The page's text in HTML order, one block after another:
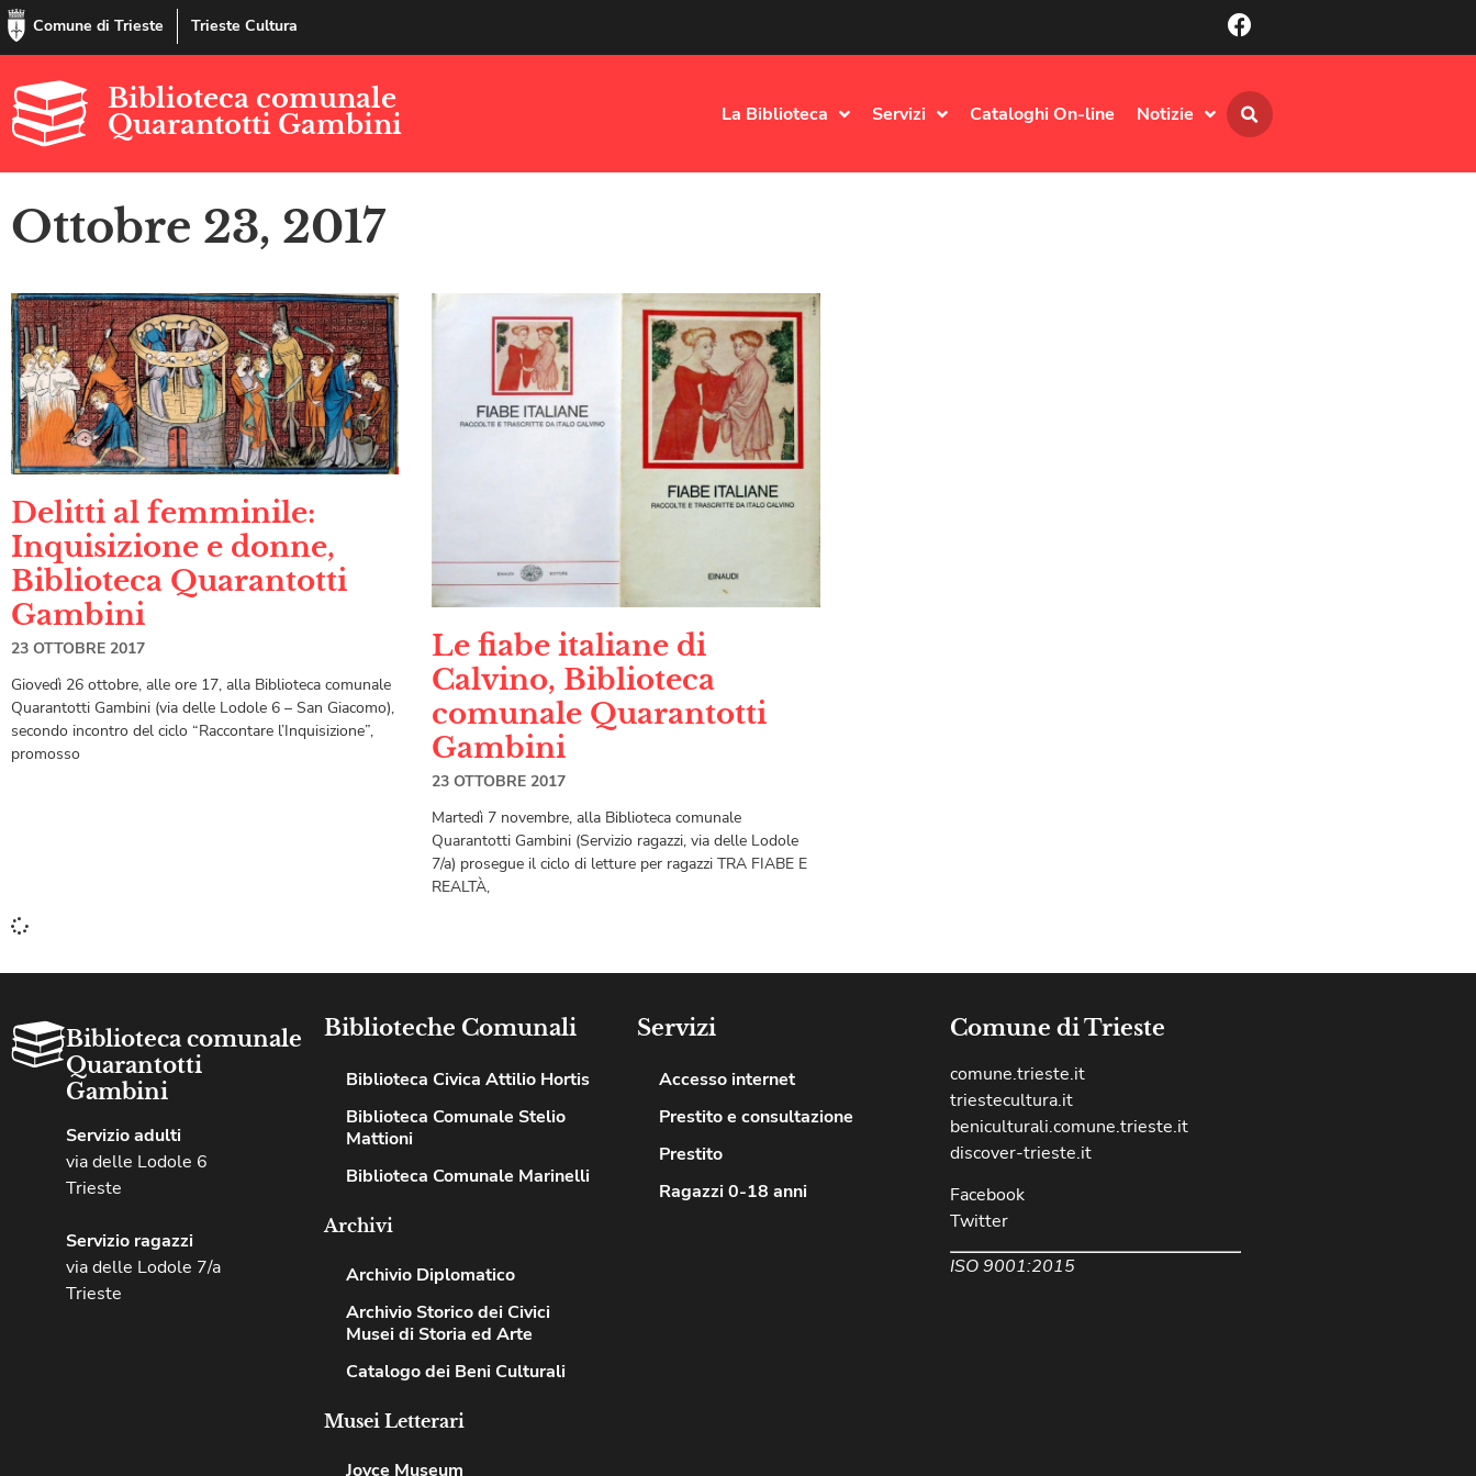
Comune di Trieste Trieste Cultura
Biblioteca comunale
Quarantotti Gambini
La Biblioteca Servizi Cataloghi On-line Notizie
Ottobre 23, 2017
Delitti al femminile:
Inquisizione e donne,
Biblioteca Quarantotti
Gambini
23 OTTOBRE 2017
Giovedì 26 ottobre, alle ore 17, alla Biblioteca comunale
Quarantotti Gambini (via delle Lodole 6 – San Giacomo),
secondo incontro del ciclo “Raccontare l’Inquisizione”,
promosso
Le fiabe italiane di
Calvino, Biblioteca
comunale Quarantotti
Gambini
23 OTTOBRE 2017
Martedì 7 novembre, alla Biblioteca comunale
Quarantotti Gambini (Servizio ragazzi, via delle Lodole
7/a) prosegue il ciclo di letture per ragazzi TRA FIABE E
REALTÀ,
Biblioteca comunale
Quarantotti
Gambini
Servizio adulti
via delle Lodole 6
Trieste
Servizio ragazzi
via delle Lodole 7/a
Trieste
Biblioteche Comunali
Biblioteca Civica Attilio Hortis
Biblioteca Comunale Stelio
Mattioni
Biblioteca Comunale Marinelli
Archivi
Archivio Diplomatico
Archivio Storico dei Civici
Musei di Storia ed Arte
Catalogo dei Beni Culturali
Musei Letterari
Joyce Museum
Servizi
Accesso internet
Prestito e consultazione
Prestito
Ragazzi 0-18 anni
Comune di Trieste
comune.trieste.it
triestecultura.it
beniculturali.comune.trieste.it
discover-trieste.it
Facebook
Twitter
ISO 9001:2015